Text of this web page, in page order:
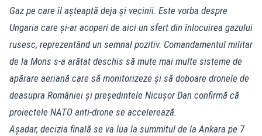
Gaz pe care îl așteaptă deja și vecinii. Este vorba despre
Ungaria care și-ar acoperi de aici un sfert din înlocuirea gazului
rusesc, reprezentând un semnal pozitiv. Comandamentul militar
de la Mons s-a arătat deschis să mute mai multe sisteme de
apărare aeriană care să monitorizeze și să doboare dronele de
deasupra României și președintele Nicușor Dan confirmă că
proiectele NATO anti-drone se accelerează.
Așadar, decizia finală se va lua la summitul de la Ankara pe 7